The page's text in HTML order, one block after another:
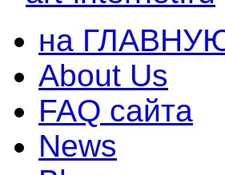
на
About Us
FAQ сайта
News